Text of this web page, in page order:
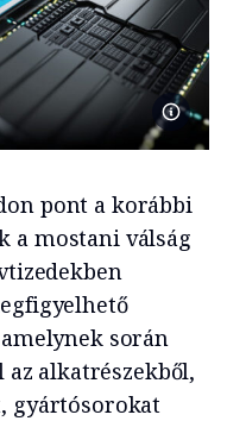
pont a korábbi
a mostani válság
során
az alkatrészekből,
gyártósorokat